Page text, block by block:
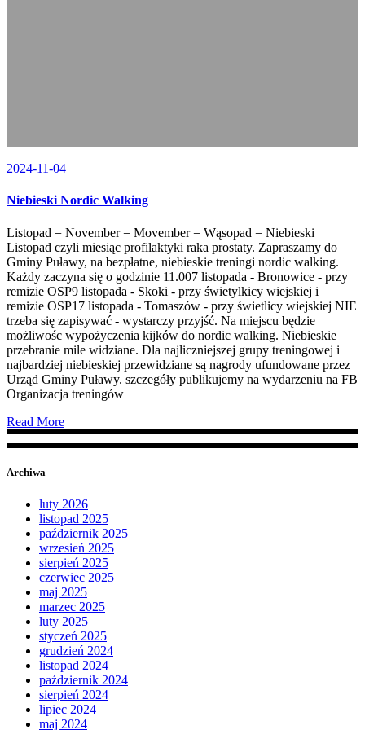
2024-11-04
Niebieski Nordic Walking
Listopad = November = Movember = Wąsopad = Niebieski
Listopad czyli miesiąc profilaktyki raka prostaty. Zapraszamy do
Gminy Puławy, na bezpłatne, niebieskie treningi nordic walking.
Każdy zaczyna się o godzinie 11.007 listopada - Bronowice - przy
remizie OSP9 listopada - Skoki - przy świetylkicy wiejskiej i
remizie OSP17 listopada - Tomaszów - przy świetlicy wiejskiej NIE
trzeba się zapisywać - wystarczy przyjść. Na miejscu będzie
możliwośc wypożyczenia kijków do nordic walking. Niebieskie
przebranie mile widziane. Dla najliczniejszej grupy treningowej i
najbardziej niebieskiej przewidziane są nagrody ufundowane przez
Urząd Gminy Puławy. szczegóły publikujemy na wydarzeniu na FB
Organizacja treningów
Read More
Archiwa
luty 2026
listopad 2025
październik 2025
wrzesień 2025
sierpień 2025
czerwiec 2025
maj 2025
marzec 2025
luty 2025
styczeń 2025
grudzień 2024
listopad 2024
październik 2024
sierpień 2024
lipiec 2024
maj 2024